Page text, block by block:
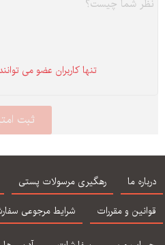
تنها كاربران عضو می
درباره ما رهگیری مرسولات پستی
قوانین و مقررات
شرایط مرجوعی